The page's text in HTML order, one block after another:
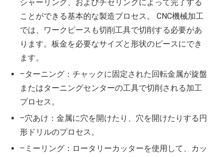
シャーリング、およびチセリングによって完了する
ことができる基本的な製造プロセス。 CNC機械加工
では、ワークピースも切削工具で切削する必要があ
ります。板金を必要なサイズと形状のピースにでき
ます。
–ターニング：チャックに固定された回転金属が旋盤
またはターニングセンターの工具で切削される加工
プロセス。
–穴あけ：金属に穴を開けたり、穴を開けたりする円
形ドリルのプロセス。
–ミーリング：ロータリーカッターを使用して、カッ